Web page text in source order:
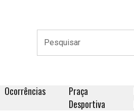
Ocorrências
Praça
Desportiva